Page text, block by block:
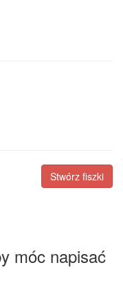
Stwórz fiszki
móc napisać